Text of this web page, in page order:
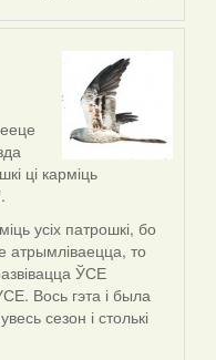
ці карміць
усіх патрошкі, бо
атрымліваецца, то
ЎСЕ
Вось гэта і была
сезон і столькі